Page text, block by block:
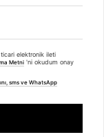
SSL sertifikası ile
ticari elektronik ileti
Metni 'ni okudum onay
sms ve WhatsApp